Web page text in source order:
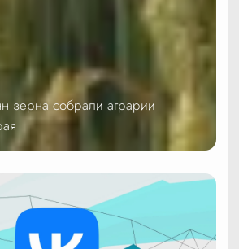
зерна собрали аграрии